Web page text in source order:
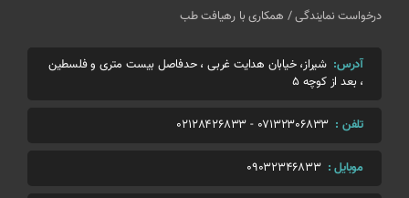
درخواست نمایندگی / همکاری با رهیافت طب
آدرس: شیراز، خیابان هدایت غربی ، حدفاصل بیست متری و فلسطین
، بعد از کوچه 5
تلفن : 07132306833
-
02128426833
موبایل : 09032346833